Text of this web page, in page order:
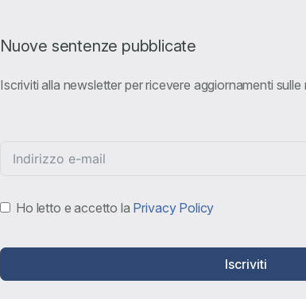
Nuove sentenze pubblicate
Iscriviti alla newsletter per ricevere aggiornamenti
Ho letto e accetto la Privacy Policy
Iscriviti